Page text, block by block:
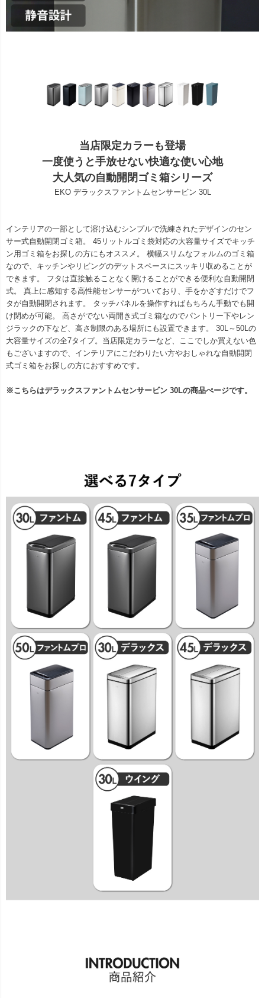
当店限定カラーも登場
一度使うと手放せない快適な使い心地
大人気の自動開閉ゴミ箱シリーズ
EKO デラックスファントムセンサービン 30L
インテリアの一部として溶け込むシンプルで洗練されたデザインのセン
サー式自動開閉ゴミ箱。 45リットルゴミ袋対応の大容量サイズでキッチ
ン用ゴミ箱をお探しの方にもオススメ。 横幅スリムなフォルムのゴミ箱
なので、キッチンやリビングのデットスペースにスッキリ収めることが
できます。 フタは直接触ることなく開けることができる便利な自動開閉
式。 真上に感知する高性能センサーがついており、手をかざすだけでフ
タが自動開閉されます。 タッチパネルを操作すればもちろん手動でも開
け閉めが可能。 高さがでない両開き式ゴミ箱なのでパントリー下やレン
ジラックの下など、高さ制限のある場所にも設置できます。 30L～50Lの
大容量サイズの全7タイプ。当店限定カラーなど、ここでしか買えない色
もございますので、インテリアにこだわりたい方やおしゃれな自動開閉
式ゴミ箱をお探しの方におすすめです。
※こちらはデラックスファントムセンサービン 30Lの商品ぺージです。